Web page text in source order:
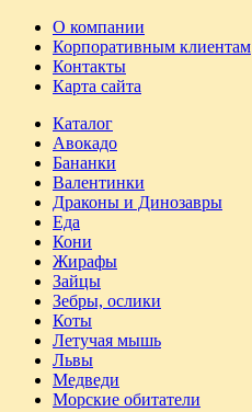
О компании
Корпоративным клиентам
Контакты
Карта сайта
Каталог
Авокадо
Бананки
Валентинки
Драконы и Динозавры
Еда
Кони
Жирафы
Зайцы
Зебры, ослики
Коты
Летучая мышь
Львы
Медведи
Морские обитатели